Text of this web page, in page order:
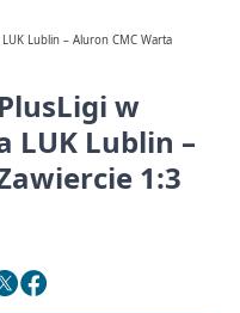
Lublin – Aluron CMC Warta
w
LUK Lublin –
1:3